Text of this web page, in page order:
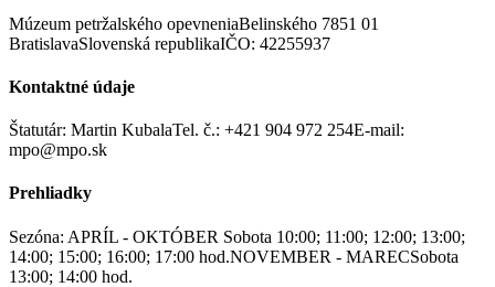
Múzeum petržalského opevneniaBelinského 7851 01
BratislavaSlovenská republikaIČO: 42255937
Kontaktné údaje
Štatutár: Martin KubalaTel. č.: +421 904 972 254E-mail:
mpo@mpo.sk
Prehliadky
Sezóna: APRÍL - OKTÓBER Sobota 10:00; 11:00; 12:00; 13:00;
14:00; 15:00; 16:00; 17:00 hod.NOVEMBER - MARECSobota
13:00; 14:00 hod.